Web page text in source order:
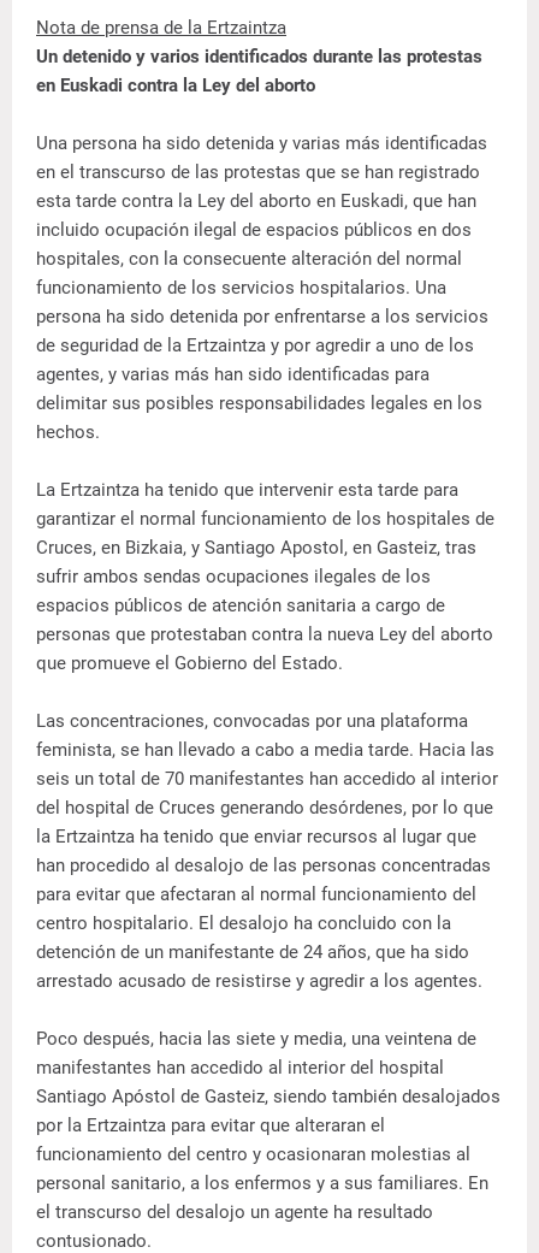
Nota de prensa de la Ertzaintza
Un detenido y varios identificados durante las protestas
en Euskadi contra la Ley del aborto
Una persona ha sido detenida y varias más identificadas
en el transcurso de las protestas que se han registrado
esta tarde contra la Ley del aborto en Euskadi, que han
incluido ocupación ilegal de espacios públicos en dos
hospitales, con la consecuente alteración del normal
funcionamiento de los servicios hospitalarios. Una
persona ha sido detenida por enfrentarse a los servicios
de seguridad de la Ertzaintza y por agredir a uno de los
agentes, y varias más han sido identificadas para
delimitar sus posibles responsabilidades legales en los
hechos.
La Ertzaintza ha tenido que intervenir esta tarde para
garantizar el normal funcionamiento de los hospitales de
Cruces, en Bizkaia, y Santiago Apostol, en Gasteiz, tras
sufrir ambos sendas ocupaciones ilegales de los
espacios públicos de atención sanitaria a cargo de
personas que protestaban contra la nueva Ley del aborto
que promueve el Gobierno del Estado.
Las concentraciones, convocadas por una plataforma
feminista, se han llevado a cabo a media tarde. Hacia las
seis un total de 70 manifestantes han accedido al interior
del hospital de Cruces generando desórdenes, por lo que
la Ertzaintza ha tenido que enviar recursos al lugar que
han procedido al desalojo de las personas concentradas
para evitar que afectaran al normal funcionamiento del
centro hospitalario. El desalojo ha concluido con la
detención de un manifestante de 24 años, que ha sido
arrestado acusado de resistirse y agredir a los agentes.
Poco después, hacia las siete y media, una veintena de
manifestantes han accedido al interior del hospital
Santiago Apóstol de Gasteiz, siendo también desalojados
por la Ertzaintza para evitar que alteraran el
funcionamiento del centro y ocasionaran molestias al
personal sanitario, a los enfermos y a sus familiares. En
el transcurso del desalojo un agente ha resultado
contusionado.